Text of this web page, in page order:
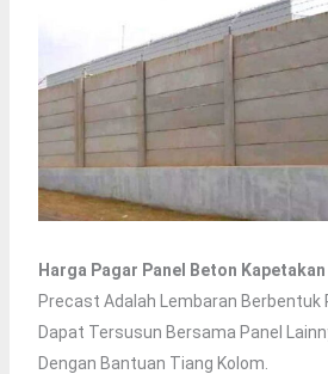
Harga Pagar Panel Beton Kapetakan
Precast Adalah Lembaran Berbentuk
Dapat Tersusun Bersama Panel
Dengan Bantuan Tiang Kolom.